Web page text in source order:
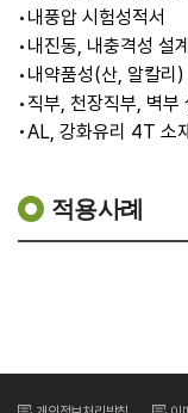
•내풍압 시험성적서
•내진동, 내충격성
•내약품성(산, 알칼리)
•직부, 천장직부, 벽부
•AL, 강화유리 4T 소
적용사례